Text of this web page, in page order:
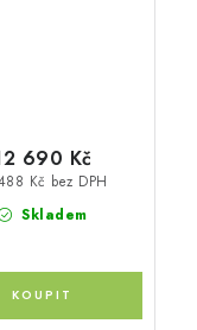
Skladem
Kč bez DPH
690 Kč